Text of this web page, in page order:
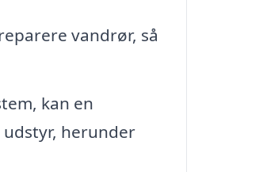
vandrør, så
kan en
herunder